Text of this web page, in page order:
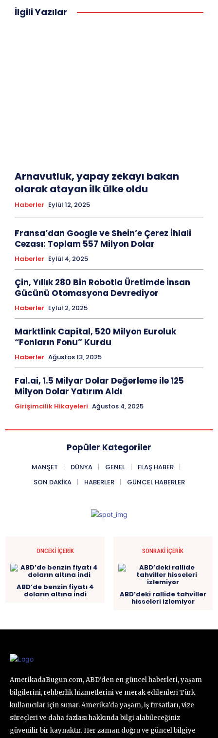
İlgili Yazılar
Arnavutluk, yapay zekayı bakan
olarak atayan ilk ülke oldu
Haberler Eylül 12, 2025
Fransa’dan Google ve Shein’e Çerez İhlali
Cezası: Toplam 557 Milyon Dolar
Haberler Eylül 4, 2025
Çin, Yıllık 280 Bin Robotla Üretimde İnsan
Gücünü Otomasyona Devrediyor
Haberler Eylül 2, 2025
Marktlink Capital, 520 Milyon Euroluk
“Fonların Fonu” Kurdu
Haberler Ağustos 13, 2025
Fal.ai, 1.5 Milyar Dolar Değerleme ile 125
Milyon Dolar Yatırım Aldı
Girişimcilik Hikayeleri Ağustos 4, 2025
Popüler Kategoriler
MANŞET DÜNYA GENEL
FLAŞ HABER
SON DAKIKA
HABERLER GÜNCEL HABERLER
ÖNCEKI İÇERIK
ABD’de benzin fiyatı 4
doların altına indi
SONRAKI İÇERIK
ABD’deki rallide tahviller
hisseleri izlemiyor
AmerikadaBugun.com, ABD'den en güncel haberleri, yaşam
bilgilerini, rehberlik hizmetlerini ve merak edilenleri Türk
kullanıcılar için sunar. Amerika'da yaşam, iş fırsatları, vize
süreçleri ve daha fazlası hakkında bilgi alabileceğiniz
güvenilir bir kaynaktır. Her zaman doğru ve güncel bilgiye